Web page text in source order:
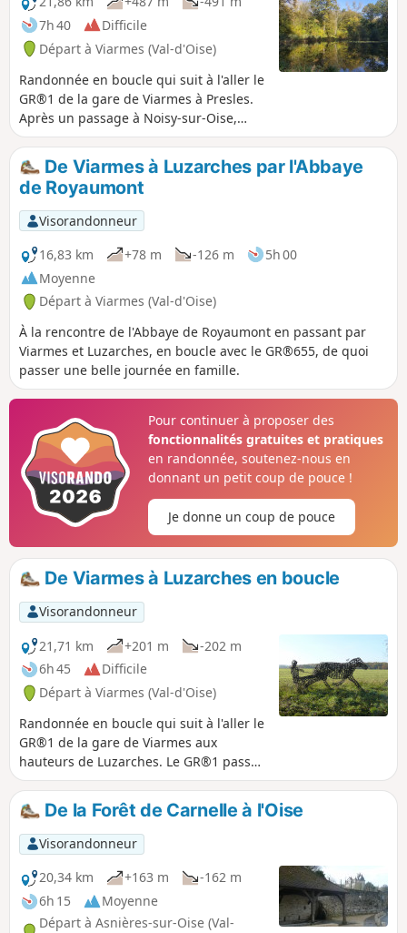
7h 40
Difficile
Départ à Viarmes (Val-d'Oise)
Randonnée en boucle qui suit à l'aller le
GR®1 de la gare de Viarmes à Presles.
Après un passage à Noisy-sur-Oise,
village surplombant la Vallée de l'Oise,
le GR®1 pénètre dans la Forêt de
Carnelle, longe le Lac Bleu et passe près
de l'allée couverte de la Pierre
Turquaise. Pour le retour, le parcours
longe les trois plans d'eau de la Forêt de
Carnelle. Avant l'arrivée à la gare, le
circuit permet de découvrir un des
nombreux lavoirs de Viarmes.
De Viarmes à Luzarches par l'Abbaye
de Royaumont
Visorandonneur
16,83 km
+78 m -126 m
5h 00
Moyenne
Départ à Viarmes (Val-d'Oise)
À la rencontre de l'Abbaye de Royaumont en passant par
Viarmes et Luzarches, en boucle avec le GR®655, de quoi
passer une belle journée en famille.
Pour continuer à proposer des
fonctionnalités gratuites et pratiques
en randonnée, soutenez-nous en
donnant un petit coup de pouce !
Je donne un coup de pouce
De Viarmes à Luzarches en boucle
Visorandonneur
21,71 km
+201 m
-202 m
6h 45
Difficile
Départ à Viarmes (Val-d'Oise)
Randonnée en boucle qui suit à l'aller le
GR®1 de la gare de Viarmes aux
hauteurs de Luzarches. Le GR®1 passe
devant le lavoir de Seugy et longe les
greens du Golf de Mont Griffon. Pour le
retour, le parcours traverse le Bois de
Bonnet puis le Hameau de Baillon, tout
proche de l'Abbaye de Royaumont.
De la Forêt de Carnelle à l'Oise
Visorandonneur
20,34 km
+163 m
-162 m
6h 15
Moyenne
Départ à Asnières-sur-Oise (Val-